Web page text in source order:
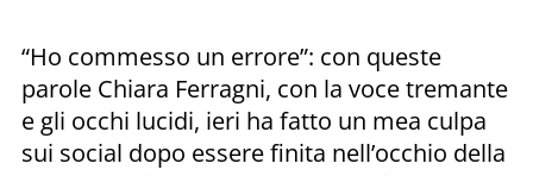
“Ho commesso un errore”: con queste
parole Chiara Ferragni, con la voce tremante
e gli occhi lucidi, ieri ha fatto un mea culpa
sui social dopo essere finita nell’occhio della